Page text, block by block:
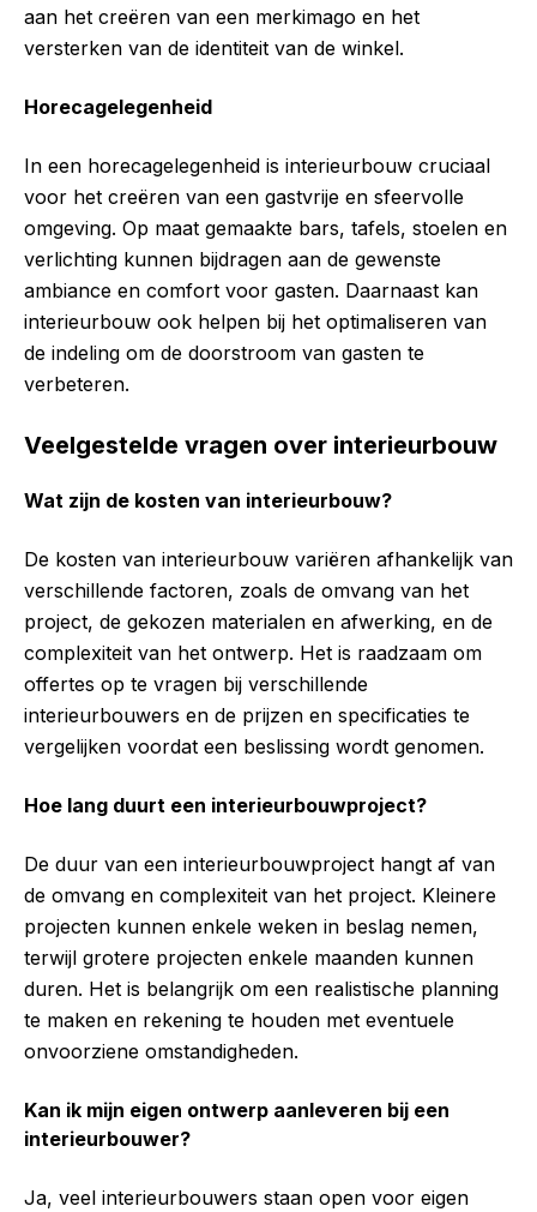
aan het creëren van een merkimago en het
versterken van de identiteit van de winkel.
Horecagelegenheid
In een horecagelegenheid is interieurbouw cruciaal
voor het creëren van een gastvrije en sfeervolle
omgeving. Op maat gemaakte bars, tafels, stoelen en
verlichting kunnen bijdragen aan de gewenste
ambiance en comfort voor gasten. Daarnaast kan
interieurbouw ook helpen bij het optimaliseren van
de indeling om de doorstroom van gasten te
verbeteren.
Veelgestelde vragen over interieurbouw
Wat zijn de kosten van interieurbouw?
De kosten van interieurbouw variëren afhankelijk van
verschillende factoren, zoals de omvang van het
project, de gekozen materialen en afwerking, en de
complexiteit van het ontwerp. Het is raadzaam om
offertes op te vragen bij verschillende
interieurbouwers en de prijzen en specificaties te
vergelijken voordat een beslissing wordt genomen.
Hoe lang duurt een interieurbouwproject?
De duur van een interieurbouwproject hangt af van
de omvang en complexiteit van het project. Kleinere
projecten kunnen enkele weken in beslag nemen,
terwijl grotere projecten enkele maanden kunnen
duren. Het is belangrijk om een realistische planning
te maken en rekening te houden met eventuele
onvoorziene omstandigheden.
Kan ik mijn eigen ontwerp aanleveren bij een
interieurbouwer?
Ja, veel interieurbouwers staan open voor eigen